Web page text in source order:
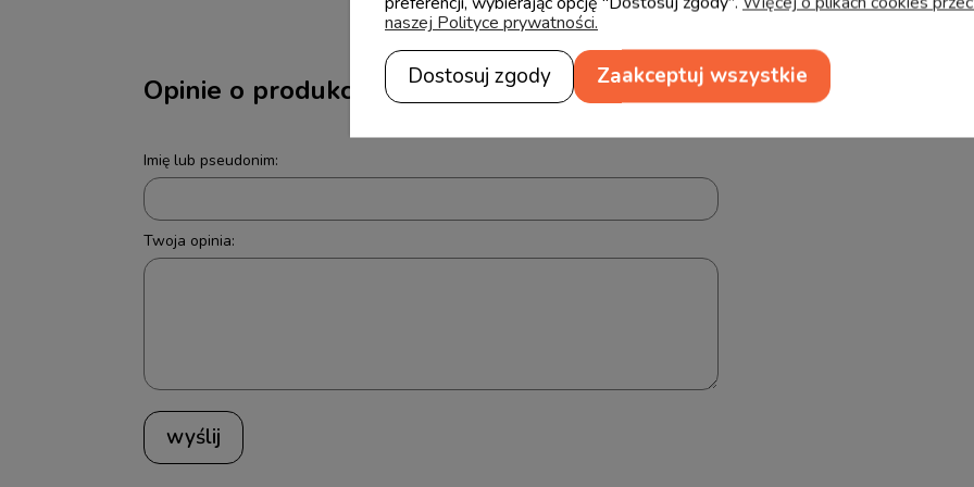
Opinie o produkcie (0)
Imię lub pseudonim:
Twoja opinia:
wyślij
naszej Polityce prywatności.
Dostosuj zgody Zaakceptuj wszystkie